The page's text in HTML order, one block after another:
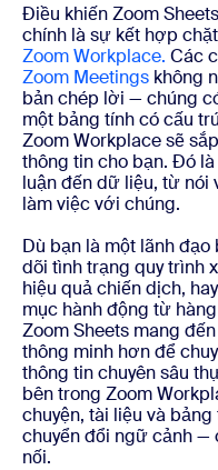
Điều khiến Zoom
chính là sự kết hợp
Zoom Workplace. Các
Zoom Meetings không
bản chép lời — chúng
một bảng tính có cấu
Zoom Workplace sẽ
thông tin cho bạn. Đó
luận đến dữ liệu, từ nói
làm việc với chúng.
Dù bạn là một lãnh
dõi tình trạng quy trình
hiệu quả chiến dịch,
mục hành động từ
Zoom Sheets mang
thông minh hơn để
thông tin chuyên sâu
bên trong Zoom
chuyện, tài liệu và
chuyển đổi ngữ cảnh
nối.